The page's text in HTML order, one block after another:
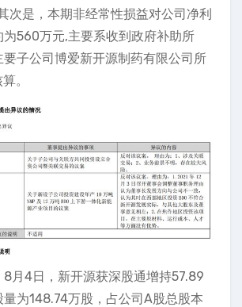
次是，本期非经常性损益对公司净利
560万元,主要系收到政府补助所
子公司博爱新开源制药有限公司所
。
8月4日，新开源获深股通增持57.89
为148.74万股，占公司A股总股本